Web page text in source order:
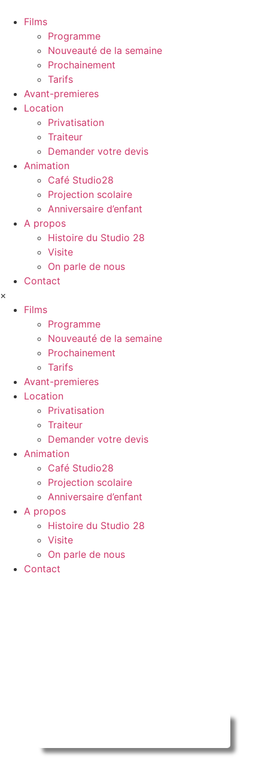
Films
Programme
Nouveauté de la semaine
Prochainement
Tarifs
Avant-premieres
Location
Privatisation
Traiteur
Demander votre devis
Animation
Café Studio28
Projection scolaire
Anniversaire d’enfant
A propos
Histoire du Studio 28
Visite
On parle de nous
Contact
×
Films
Programme
Nouveauté de la semaine
Prochainement
Tarifs
Avant-premieres
Location
Privatisation
Traiteur
Demander votre devis
Animation
Café Studio28
Projection scolaire
Anniversaire d’enfant
A propos
Histoire du Studio 28
Visite
On parle de nous
Contact